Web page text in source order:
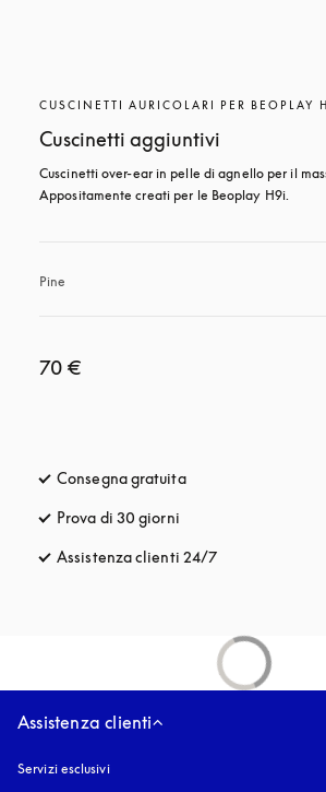
CUSCINETTI AURICOLARI PER BEOPLAY
Cuscinetti aggiuntivi
Cuscinetti over-ear in pelle di agnello per il
Appositamente creati per le Beoplay H9i.
Pine
70 €
Consegna gratuitasi apre in una nuova
Prova di 30 giorni
Assistenza clienti 24/7
Assistenza clienti
Servizi esclusivi